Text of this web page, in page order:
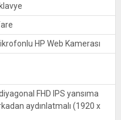
HP Web Kamerası
FHD IPS yansıma
aydınlatmalı (1920 x